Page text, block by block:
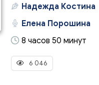
Надежда Костина
Елена Порошина
8 часов 50 минут
6 046